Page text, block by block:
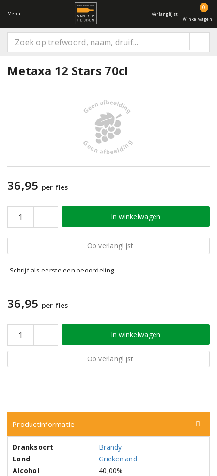
Menu Verlanglijst
0
Winkelwagen
Metaxa 12 Stars 70cl
36,95 per fles
In winkelwagen
Op verlanglijst
Schrijf als eerste een beoordeling
36,95 per fles
In winkelwagen
Op verlanglijst
Productinformatie
Dranksoort
Brandy
Land
Griekenland
Alcohol
40,00%